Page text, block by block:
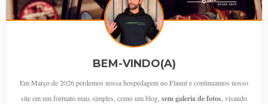
BEM-VINDO(A)
Em Março de 2026 perdemos nossa hospedagem no Flaunt e continuamos nosso
site em um formato mais simples, como um blog, sem galeria de fotos , visando